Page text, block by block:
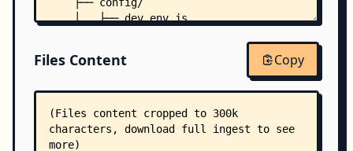
    │   ├── dev.env.js
    │   └── test.env.js
    │   ├── App.vue
    │   ├── main.js
    │   ├── assets/
    │   │   └── css/
Files Content Copy